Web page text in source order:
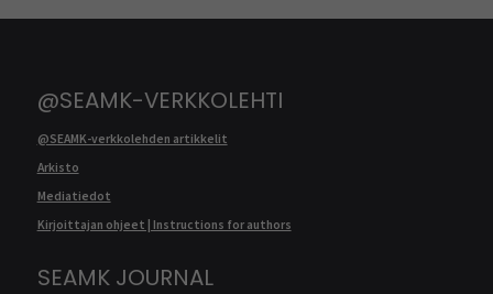
@SEAMK-VERKKOLEHTI
@SEAMK-verkkolehden artikkelit
Arkisto
Mediatiedot
Kirjoittajan ohjeet | Instructions for authors
SEAMK JOURNAL